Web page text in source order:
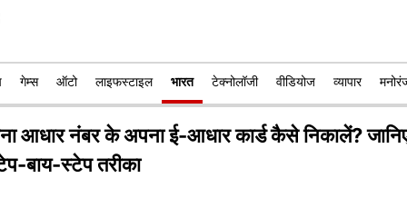
गेम्स ऑटो लाइफस्टाइल भारत टेक्नोलॉजी वीडियोज व्यापार
आधार नंबर के अपना ई-आधार कार्ड कैसे निकालें?
बाय-स्टेप तरीका